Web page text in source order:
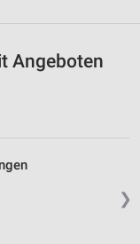
Angeboten
❯